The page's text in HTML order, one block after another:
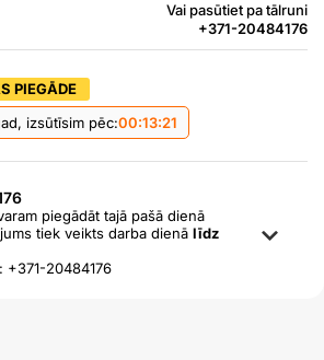
Vai pasūtiet pa tālruni
+371-20484176
PIEGĀDE
izsūtīsim pēc:00:13:20
piegādāt tajā pašā dienā
tiek veikts darba dienā līdz
+371-20484176